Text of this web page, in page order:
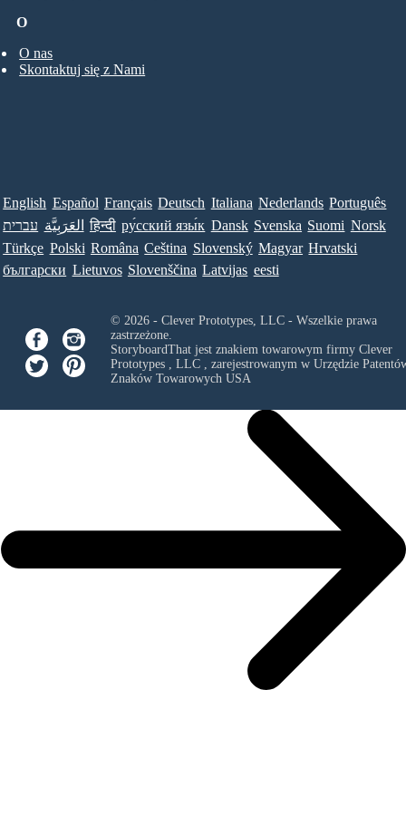
O
O nas
Skontaktuj się z Nami
English Español Français Deutsch Italiana Nederlands Português
עברית العَرَبِيَّة हिन्दी ру́сский язы́к Dansk Svenska Suomi Norsk
Türkçe Polski Româna Ceština Slovenský Magyar Hrvatski
български Lietuvos Slovenščina Latvijas eesti
© 2026 - Clever Prototypes, LLC - Wszelkie prawa
zastrzeżone.
StoryboardThat jest znakiem towarowym firmy Clever
Prototypes , LLC, zarejestrowanym w Urzędzie
Znaków Towarowych USA